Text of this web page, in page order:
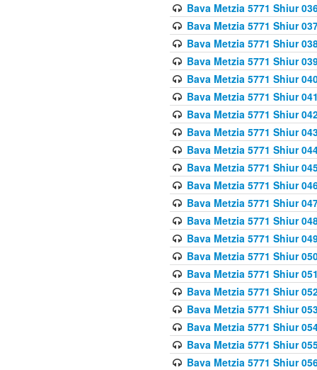
Bava Metzia 5771 Shiur
Bava Metzia 5771 Shiur
Bava Metzia 5771 Shiur
Bava Metzia 5771 Shiur
Bava Metzia 5771 Shiur
Bava Metzia 5771 Shiur
Bava Metzia 5771 Shiur
Bava Metzia 5771 Shiur
Bava Metzia 5771 Shiur
Bava Metzia 5771 Shiur
Bava Metzia 5771 Shiur
Bava Metzia 5771 Shiur
Bava Metzia 5771 Shiur
Bava Metzia 5771 Shiur
Bava Metzia 5771 Shiur
Bava Metzia 5771 Shiur
Bava Metzia 5771 Shiur
Bava Metzia 5771 Shiur
Bava Metzia 5771 Shiur
Bava Metzia 5771 Shiur
Bava Metzia 5771 Shiur